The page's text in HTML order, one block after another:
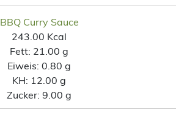
BBQ Curry Sauce
243.00 Kcal
Fett: 21.00 g
Eiweis: 0.80 g
KH: 12.00 g
Zucker: 9.00 g